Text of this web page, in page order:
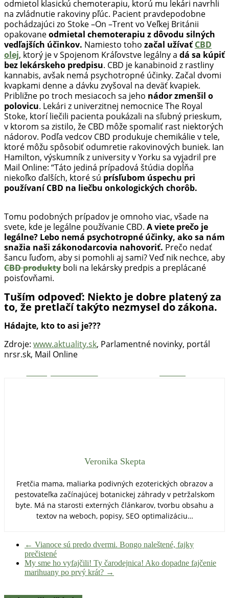
odmietol klasickú chemoterapiu, ktorú mu lekári navrhli
na zvládnutie rakoviny pľúc. Pacient pravdepodobne
pochádzajúci zo Stoke –On –Trent vo Veľkej Británii
opakovaneodmietal chemoterapiu z dôvodu silných
vedľajších účinkov. Namiesto toho začal užívaťCBD
olej, ktorý je v Spojenom Kráľovstve legálny a dá sa kúpiť
bez lekárskeho predpisu. CBD je kanabinoid z rastliny
kannabis, avšak nemá psychotropné účinky. Začal dvomi
kvapkami denne a dávku zvyšoval na deväť kvapiek.
Približne po troch mesiacoch sa jeho nádor zmenšil o
polovicu. Lekári z univerzitnej nemocnice The Royal
Stoke, ktorí liečili pacienta poukázali na sľubný prieskum,
v ktorom sa zistilo, že CBD môže spomaliť rast niektorých
nádorov. Podľa vedcov CBD produkuje chemikálie v tele,
ktoré môžu spôsobiť odumretie rakovinových buniek. Ian
Hamilton, výskumník z university v Yorku sa vyjadril pre
Mail Online: “Táto jediná prípadová štúdia dopĺňa
niekoľko ďalších, ktoré sú prísľubom úspechu pri
používaní CBD na liečbu onkologických chorôb.
Tomu podobných prípadov je omnoho viac, všade na
svete, kde je legálne používanie CBD. A viete prečo je
legálne? Lebo nemá psychotropné účinky, ako sa nám
snažia naši zákonodarcovia nahovoriť. Prečo nedať
šancu ľuďom, aby si pomohli aj sami? Veď nik nechce, aby
CBD produkty boli na lekársky predpis a preplácané
poisťovňami.
Tuším odpoveď: Niekto je dobre platený za
to, že pretlačí takýto nezmysel do zákona.
Hádajte, kto to asi je???
Zdroje: www.aktuality.sk, Parlamentné novinky, portál
nrsr.sk, Mail Online
Veronika Skepta
Fretčia mama, maliarka podivných ezoterických obrazov a
pestovateľka začínajúcej botanickej záhrady v petržalskom
byte. Má na starosti externých článkarov, tvorbu obsahu a
textov na weboch, popisy, SEO optimalizáciu…
← Vianoce sú predo dvermi. Bongo naleštené, fajky
prečistené
My sme ho vyfajčili! Ty čarodejnica! Ako dopadne fajčenie
marihuany po prvý krát? →